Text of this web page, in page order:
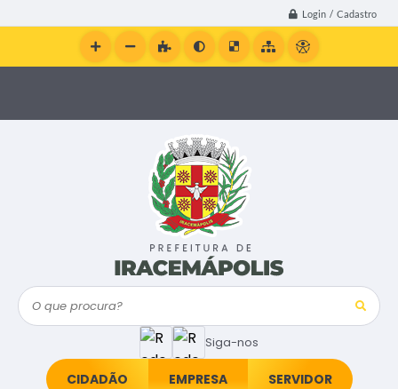
Login / Cadastro
Siga-nos
O que procura?
CIDADÃO EMPRESA SERVIDOR